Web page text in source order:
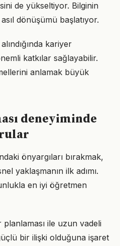
de yükseltiyor. Bilginin
dönüşümü başlatıyor.
kariyer
katkılar sağlayabilir.
anlamak büyük
deneyiminde
önyargıları bırakmak,
yaklaşmanın ilk adımı.
en iyi öğretmen
ile uzun vadeli
bir ilişki olduğuna işaret